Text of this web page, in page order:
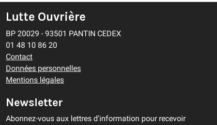
Lutte Ouvrière
BP 20029 - 93501 PANTIN CEDEX
01 48 10 86 20
Contact
Données personnelles
Mentions légales
Newsletter
Abonnez-vous aux lettres d'information pour recevoir